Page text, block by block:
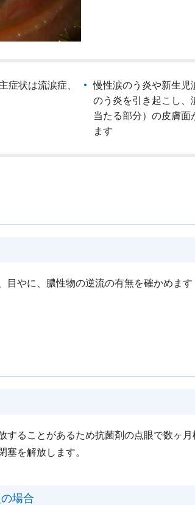
症状は流涙症、
慢性涙のう炎や新生児
のう炎を引き起こし、
当たる部分）の皮膚面
ます
目やに、膿性物の逆流の有無を確かめま
することがあるため抗菌剤の点眼で数ヶ
塞を解放します。
場合